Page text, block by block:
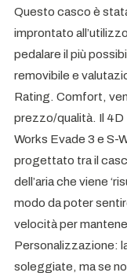
Questo casco è
improntato
pedalare il più
removibile e
Rating. Comfort,
prezzo/qualità. Il 4D
Works Evade 3 e S-
progettato tra il
dell’aria che viene
modo da poter
velocità per
Personalizzazione:
soleggiate, ma se